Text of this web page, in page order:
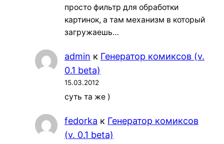
просто фильтр для обработки
картинок, а там механизм в который
загружаешь…
admin к Генератор комиксов (v.
0.1 beta)
15.03.2012
суть та же )
fedorka к Генератор комиксов
(v. 0.1 beta)